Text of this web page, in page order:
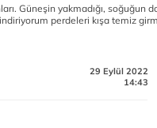
Güneşin yakmadığı, soğuğun
perdeleri kışa temiz
29 Eylül 2022
14:43